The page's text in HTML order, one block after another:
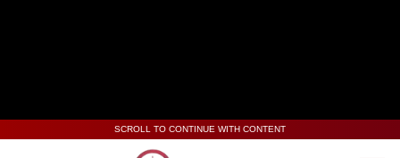
SCROLL TO CONTINUE WITH CONTENT